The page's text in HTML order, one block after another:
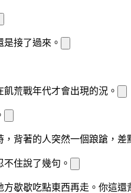
是接了過來。
飢荒戰年代才會出現的況。
，背著的人突然一個踉蹌，差
住說了幾句。
方歇歇吃點東西再走。你這還